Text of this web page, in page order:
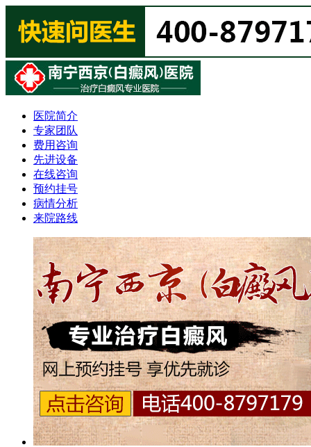
医院简介
专家团队
费用咨询
先进设备
在线咨询
预约挂号
病情分析
来院路线